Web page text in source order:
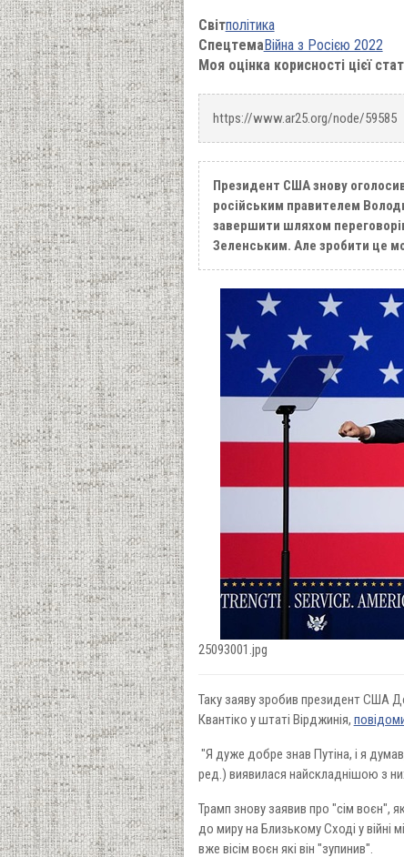
Світполітика
СпецтемаВійна з Росією 2022
Моя оцінка корисності цієї
https://www.ar25.org/node/59585
Президент США знову оголосив
російським правителем
завершити шляхом
Зеленським. Але зробити це
25093001.jpg
Таку заяву зробив президент США
Квантіко у штаті Вірджинія,
"Я дуже добре знав Путіна, і я
ред.) виявилася найскладнішою з
Трамп знову заявив про "сім воєн",
до миру на Близькому Сході у
вже вісім воєн які він "зупинив".